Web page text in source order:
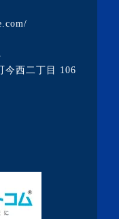
西二丁目 106